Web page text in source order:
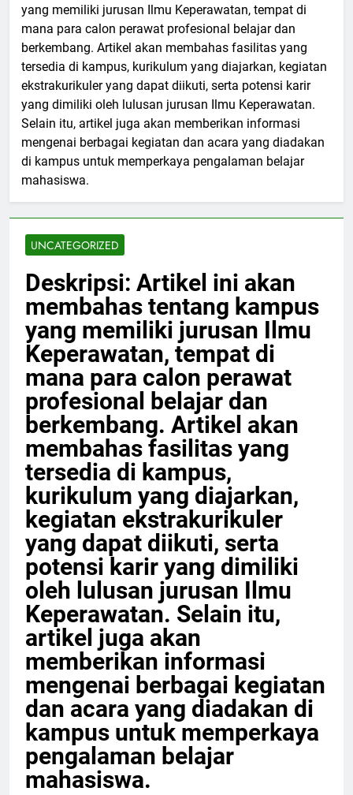
yang memiliki jurusan Ilmu Keperawatan, tempat di
mana para calon perawat profesional belajar dan
berkembang. Artikel akan membahas fasilitas yang
tersedia di kampus, kurikulum yang diajarkan, kegiatan
ekstrakurikuler yang dapat diikuti, serta potensi karir
yang dimiliki oleh lulusan jurusan Ilmu Keperawatan.
Selain itu, artikel juga akan memberikan informasi
mengenai berbagai kegiatan dan acara yang diadakan
di kampus untuk memperkaya pengalaman belajar
mahasiswa.
UNCATEGORIZED
Deskripsi: Artikel ini akan
membahas tentang kampus
yang memiliki jurusan Ilmu
Keperawatan, tempat di
mana para calon perawat
profesional belajar dan
berkembang. Artikel akan
membahas fasilitas yang
tersedia di kampus,
kurikulum yang diajarkan,
kegiatan ekstrakurikuler
yang dapat diikuti, serta
potensi karir yang dimiliki
oleh lulusan jurusan Ilmu
Keperawatan. Selain itu,
artikel juga akan
memberikan informasi
mengenai berbagai kegiatan
dan acara yang diadakan di
kampus untuk memperkaya
pengalaman belajar
mahasiswa.